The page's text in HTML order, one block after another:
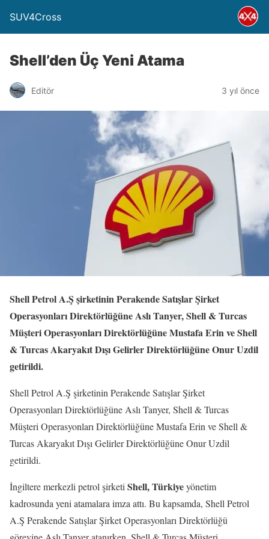
SUV4Cross
Shell’den Üç Yeni Atama
Editör 3 yıl önce
Shell Petrol A.Ş şirketinin Perakende Satışlar Şirket
Operasyonları Direktörlüğüne Aslı Tanyer, Shell & Turcas
Müşteri Operasyonları Direktörlüğüne Mustafa Erin ve Shell
& Turcas Akaryakıt Dışı Gelirler Direktörlüğüne Onur Uzdil
getirildi.
Shell Petrol A.Ş şirketinin Perakende Satışlar Şirket
Operasyonları Direktörlüğüne Aslı Tanyer, Shell & Turcas
Müşteri Operasyonları Direktörlüğüne Mustafa Erin ve Shell &
Turcas Akaryakıt Dışı Gelirler Direktörlüğüne Onur Uzdil
getirildi.
İngiltere merkezli petrol şirketi Shell, Türkiyeyönetim
kadrosunda yeni atamalara imza attı. Bu kapsamda, Shell Petrol
A.Ş Perakende Satışlar Şirket Operasyonları Direktörlüğü